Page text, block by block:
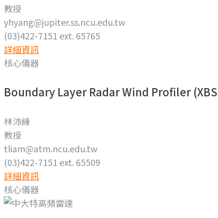
教授
yhyang@jupiter.ss.ncu.edu.tw
(03)422-7151 ext. 65765
詳細資訊
核心儀器
Boundary Layer Radar Wind Profiler
林沛練
教授
tliam@atm.ncu.edu.tw
(03)422-7151 ext. 65509
詳細資訊
核心儀器